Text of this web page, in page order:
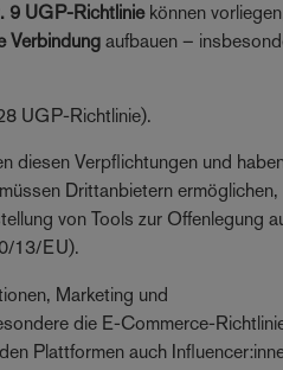
9 UGP-Richtliniekönnen
Verbindung aufbauen –
UGP-Richtlinie).
diesen Verpflichtungen und
Drittanbietern ermöglichen,
von Tools zur Offenlegung
13/EU).
Marketing und
die E-Commerce-
Plattformen auch